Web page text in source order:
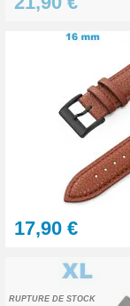
- 12 outils
bracelet
professionnel
17,90 €
RUPTURE DE STOCK